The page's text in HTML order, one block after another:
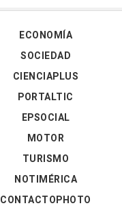
ECONOMÍA
SOCIEDAD
CIENCIAPLUS
PORTALTIC
EPSOCIAL
MOTOR
TURISMO
NOTIMÉRICA
CONTACTOPHOTO